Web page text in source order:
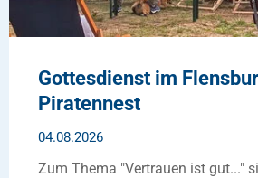
Gottesdienst im
Piratennest
04.08.2026
Zum Thema "Vertrauen ist gut..."